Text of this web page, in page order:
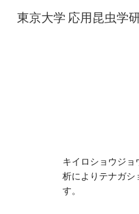
キイロショウジョ
析によりテナガシ
す。